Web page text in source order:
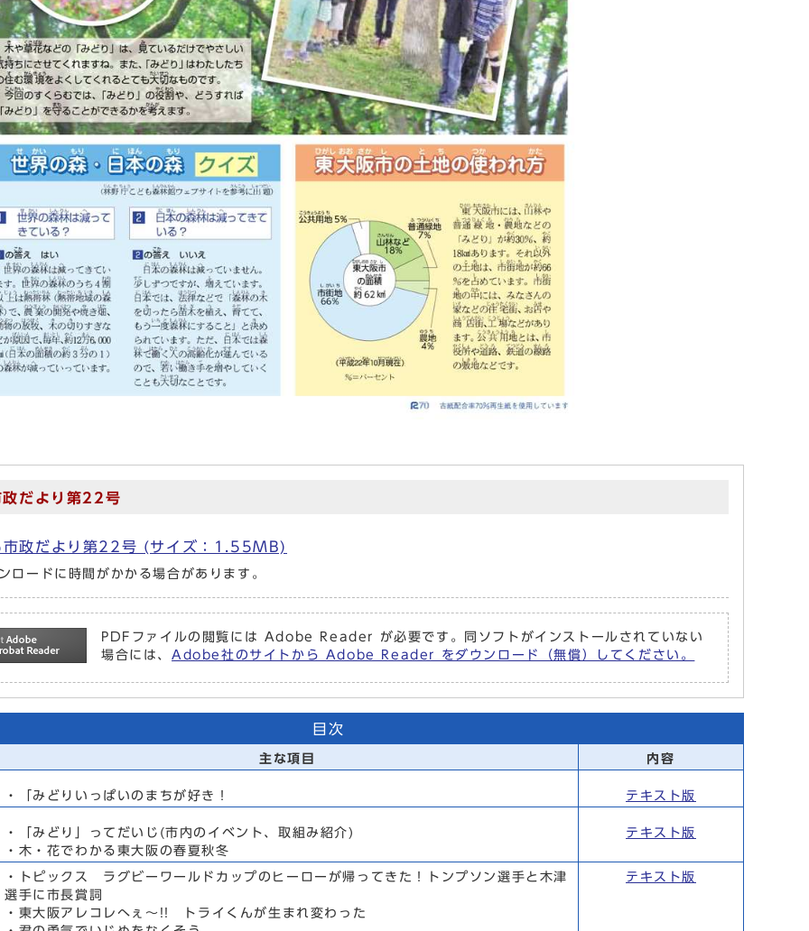
政だより第22号
市政だより第22号 (サイズ：1.55MB)
ロードに時間がかかる場合があります。
PDFファイルの閲覧には Adobe Reader が必要です。同ソフトがインストールされていない
場合には、 Adobe社のサイトから Adobe Reader をダウンロード（無償）してください。
目次
主な項目 内容
・「みどりいっぱいのまちが好き！ テキスト版
・「みどり」ってだいじ(市内のイベント、取組み紹介)
・木・花でわかる東大阪の春夏秋冬
テキスト版
・トピックス ラグビーワールドカップのヒーローが帰ってきた！トンプソン選手と木津
選手に市長賞詞
・東大阪アレコレへぇ～!! トライくんが生まれ変わった
テキスト版